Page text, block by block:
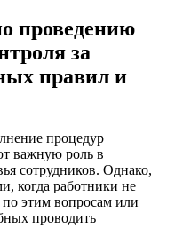
проведению
за
правил и
процедур
важную роль в
сотрудников. Однако,
когда работники не
этим вопросам или
проводить